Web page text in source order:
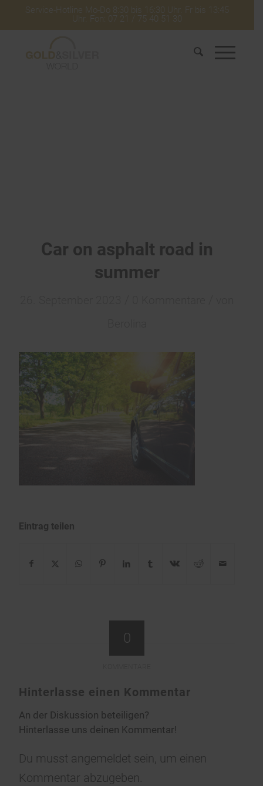
Service-Hotline Mo-Do 8:30 bis 16:30 Uhr. Fr bis 13:45
Uhr. Fon: 07 21 / 75 40 51 30
Car on asphalt road in
summer
Eintrag teilen
0
Hinterlasse einen Kommentar
An der Diskussion beteiligen?
Hinterlasse uns deinen Kommentar!
Du musst angemeldet sein, um einen
Kommentar abzugeben.